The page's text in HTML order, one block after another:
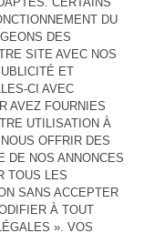
achat, les points-
ce dit achat seront
règles de calcul, du
avantage points-
réduction en valeur
achat, l’avantage
le bon en valeur en
être appliqué dans
0€.